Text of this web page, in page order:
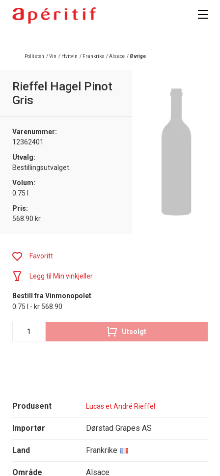
Pollisten /Vin / Hvitvin / Frankrike /Alsace /Øvrige
Rieffel Hagel Pinot
Gris
Varenummer:
12362401
Utvalg:
Bestillingsutvalget
Volum:
0.75 l
Pris:
568.90 kr
Produsent Lucas et André Rieffel
Importør Dørstad Grapes AS
Land Frankrike
Område Alsace
Favoritt
Legg til Min vinkjeller
Bestill fra Vinmonopolet
0.75 l - kr 568.90
Utsolgt